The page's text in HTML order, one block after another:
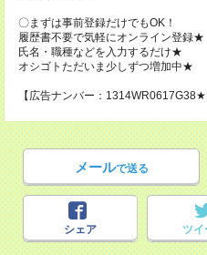
〇まずは事前登録だけでもOK！
履歴書不要で気軽にオンライン登録★
氏名・職種などを入力するだけ★
オシゴトただいま少しずつ増加中★
【広告ナンバー：
メールで送る
シェア ツイ